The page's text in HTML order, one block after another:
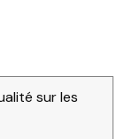
sur les